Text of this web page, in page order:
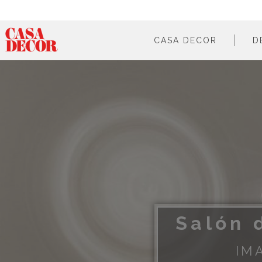
CASA DECOR
Salón